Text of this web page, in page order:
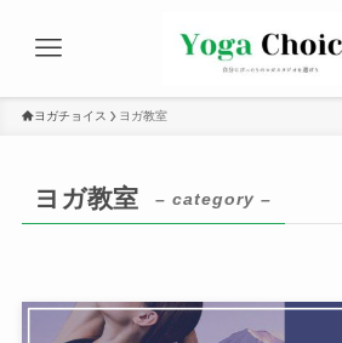
ヨガチョイス ヨガ教室
ヨガ教室 – category –